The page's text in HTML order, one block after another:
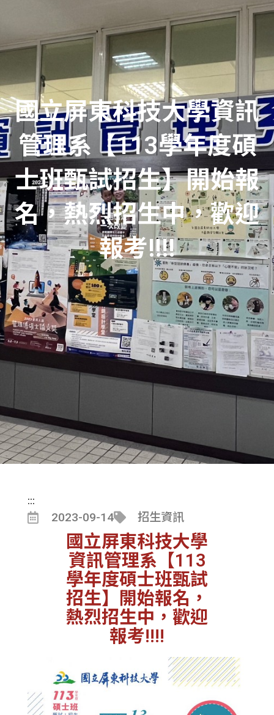
國立屏東科技大學資訊
管理系【113學年度碩
士班甄試招生】開始報
名，熱烈招生中，歡迎
報考!!!!
:::
2023-09-14 招生資訊
國立屏東科技大學
資訊管理系【113
學年度碩士班甄試
招生】開始報名，
熱烈招生中，歡迎
報考!!!!